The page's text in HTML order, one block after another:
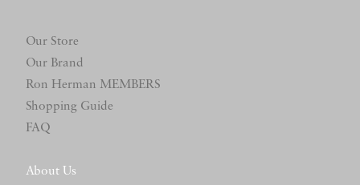
Our Store
Our Brand
Ron Herman MEMBERS
Shopping Guide
FAQ
About Us